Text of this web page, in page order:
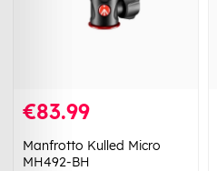
€83.99
Manfrotto Kulled Micro
MH492-BH